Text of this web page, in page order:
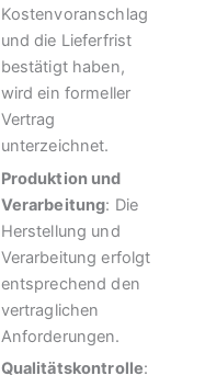
Kostenvoranschlag
und die Lieferfrist
bestätigt haben,
wird ein formeller
Vertrag
unterzeichnet.
Produktion und
Verarbeitung: Die
Herstellung und
Verarbeitung erfolgt
entsprechend den
vertraglichen
Anforderungen.
Qualitätskontrolle: